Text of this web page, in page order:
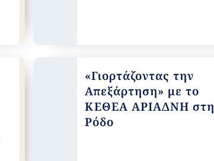
«Γιορτάζοντας την
Απεξάρτηση» με το
ΚΕΘΕΑ ΑΡΙΑΔΝΗ στη
Ρόδο